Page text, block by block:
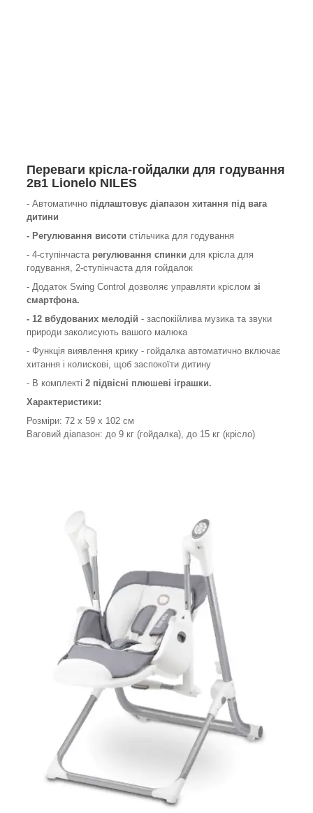
Переваги крісла-гойдалки для годування
2в1 Lionelo NILES
- Автоматично підлаштовує діапазон хитання під вага
дитини
- Регулювання висоти стільчика для годування
- 4-ступінчаста регулювання спинки для крісла для
годування, 2-ступінчаста для гойдалок
- Додаток Swing Control дозволяє управляти кріслом зі
смартфона.
- 12 вбудованих мелодій - заспокійлива музика та звуки
природи заколисують вашого малюка
- Функція виявлення крику - гойдалка автоматично включає
хитання і колискові, щоб заспокоїти дитину
- В комплекті 2 підвісні плюшеві іграшки.
Характеристики:
Розміри: 72 х 59 х 102 см
Ваговий діапазон: до 9 кг (гойдалка), до 15 кг (крісло)